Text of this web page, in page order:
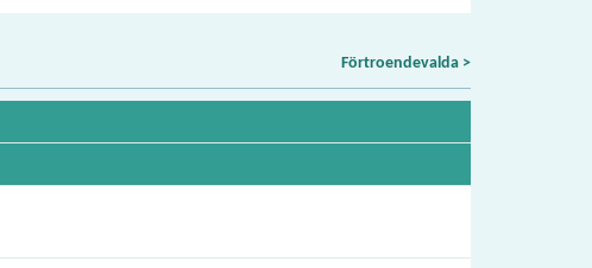
Förtroendevalda >